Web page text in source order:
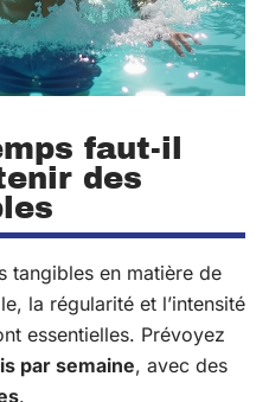
faut-il
des
tangibles en matière de
la régularité et l’intensité
essentielles. Prévoyez
par semaine, avec des
.